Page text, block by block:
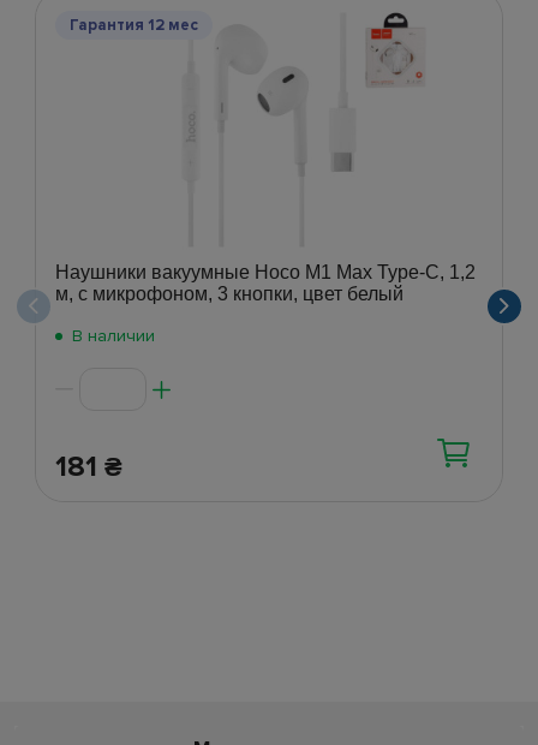
Гарантия 12 мес
Наушники вакуумные Hoco M1 Max Type-C, 1,2
м, с микрофоном, 3 кнопки, цвет белый
В наличии
181 ₴